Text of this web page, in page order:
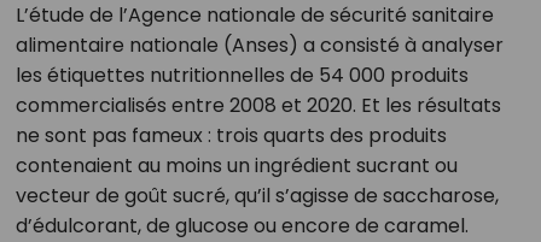
L’étude de l’Agence nationale de sécurité sanitaire
alimentaire nationale (Anses) a consisté à analyser
les étiquettes nutritionnelles de 54 000 produits
commercialisés entre 2008 et 2020. Et les résultats
ne sont pas fameux : trois quarts des produits
contenaient au moins un ingrédient sucrant ou
vecteur de goût sucré, qu’il s’agisse de saccharose,
d’édulcorant, de glucose ou encore de caramel.